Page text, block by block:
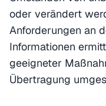
oder verändert
Anforderungen an
Informationen
geeigneter
Übertragung